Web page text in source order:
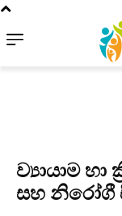
ව්‍යායාම හා
සහ නිරෝගී